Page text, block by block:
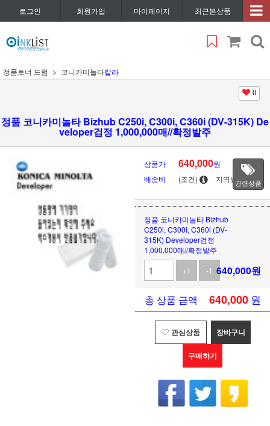
로그인 회원가입 마이페이지 최근본상품
정품토너 드럼 코니카미놀타칼라
0
정품 코니카미놀타 Bizhub C250i, C300i, C360i (DV-315K) De
veloper검정 1,000,000매//확정발주
상품가 640,000원
배송비
(조건) 지역별관련상품
정품 코니카미놀타 Bizhub
C250i, C300i, C360i (DV-
315K) Developer검정
1,000,000매//확정발주
+1
-1 640,000원
총 상품 금액 640,000 원
관심상품 장바구니
구매하기